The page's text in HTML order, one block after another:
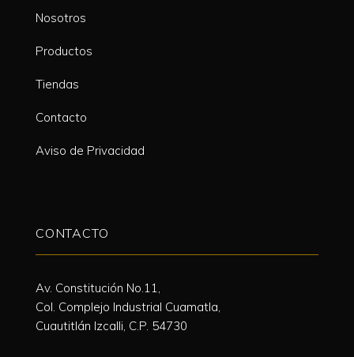
Nosotros
Productos
Tiendas
Contacto
Aviso de Privacidad
CONTACTO
Av. Constitución No.11,
Col. Complejo Industrial Cuamatla,
Cuautitlán Izcalli, C.P. 54730